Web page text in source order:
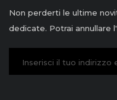
Non perderti le ultime
dedicate. Potrai annullare